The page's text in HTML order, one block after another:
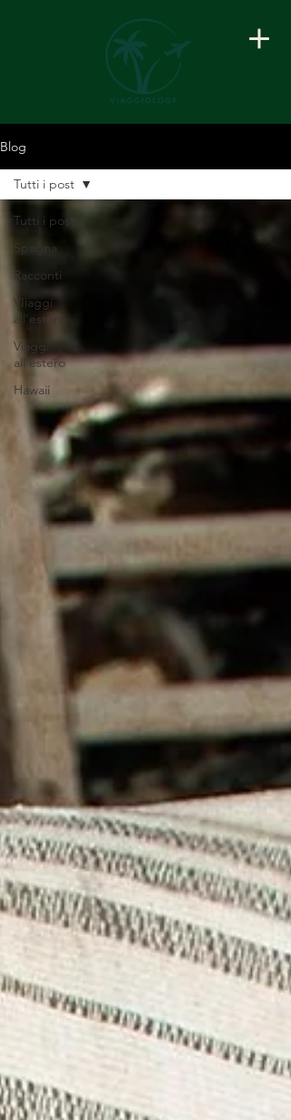
Blog
Tutti i post
Spagna
Racconti
VIiaggi
all'estero
Viaggi
all'estero
Hawaii
Tutti i post